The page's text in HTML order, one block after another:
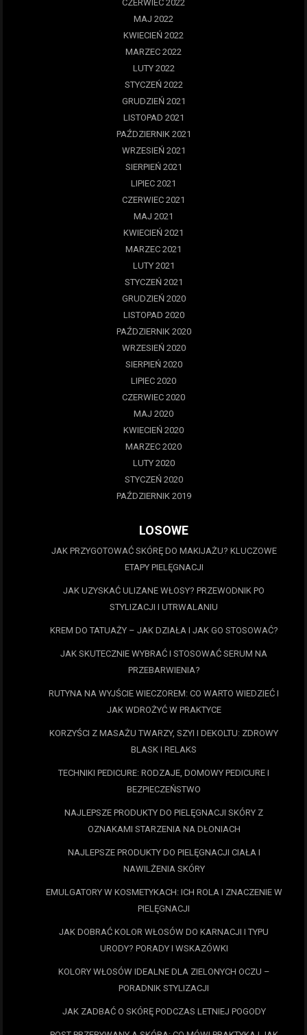
CZERWIEC 2022
MAJ 2022
KWIECIEŃ 2022
MARZEC 2022
LUTY 2022
STYCZEŃ 2022
GRUDZIEŃ 2021
LISTOPAD 2021
PAŹDZIERNIK 2021
WRZESIEŃ 2021
SIERPIEŃ 2021
LIPIEC 2021
CZERWIEC 2021
MAJ 2021
KWIECIEŃ 2021
MARZEC 2021
LUTY 2021
STYCZEŃ 2021
GRUDZIEŃ 2020
LISTOPAD 2020
PAŹDZIERNIK 2020
WRZESIEŃ 2020
SIERPIEŃ 2020
LIPIEC 2020
CZERWIEC 2020
MAJ 2020
KWIECIEŃ 2020
MARZEC 2020
LUTY 2020
STYCZEŃ 2020
PAŹDZIERNIK 2019
LOSOWE
JAK PRZYGOTOWAĆ SKÓRĘ DO MAKIJAŻU? KLUCZOWE
ETAPY PIELĘGNACJI
JAK UZYSKAĆ ULIZANE WŁOSY? PRZEWODNIK PO
STYLIZACJI I UTRWALANIU
KREM DO TATUAŻY – JAK DZIAŁA I JAK GO STOSOWAĆ?
JAK SKUTECZNIE WYBRAĆ I STOSOWAĆ SERUM NA
PRZEBARWIENIA?
RUTYNA NA WYJŚCIE WIECZOREM: CO WARTO WIEDZIEĆ I
JAK WDROŻYĆ W PRAKTYCE
KORZYŚCI Z MASAŻU TWARZY, SZYI I DEKOLTU: ZDROWY
BLASK I RELAKS
TECHNIKI PEDICURE: RODZAJE, DOMOWY PEDICURE I
BEZPIECZEŃSTWO
NAJLEPSZE PRODUKTY DO PIELĘGNACJI SKÓRY Z
OZNAKAMI STARZENIA NA DŁONIACH
NAJLEPSZE PRODUKTY DO PIELĘGNACJI CIAŁA I
NAWILŻENIA SKÓRY
EMULGATORY W KOSMETYKACH: ICH ROLA I ZNACZENIE W
PIELĘGNACJI
JAK DOBRAĆ KOLOR WŁOSÓW DO KARNACJI I TYPU
URODY? PORADY I WSKAZÓWKI
KOLORY WŁOSÓW IDEALNE DLA ZIELONYCH OCZU –
PORADNIK STYLIZACJI
JAK ZADBAĆ O SKÓRĘ PODCZAS LETNIEJ POGODY